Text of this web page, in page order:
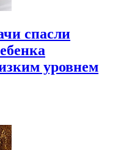
спасли
уровнем